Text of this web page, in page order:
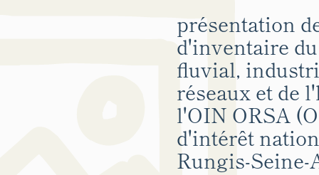
présentation
d'inventaire
fluvial,
réseaux et de
l'OIN ORSA
d'intérêt
Rungis-Seine-